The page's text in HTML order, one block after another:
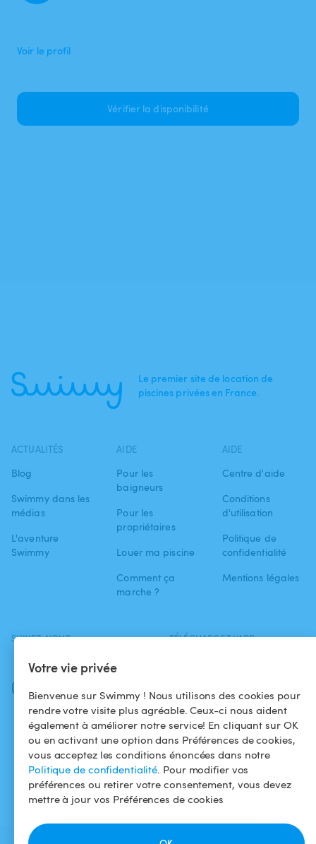
Votre vie privée
Bienvenue sur Swimmy ! Nous utilisons des cookies pour
rendre votre visite plus agréable. Ceux-ci nous aident
également à améliorer notre service! En cliquant sur OK
ou en activant une option dans Préférences de cookies,
vous acceptez les conditions énoncées dans notre
Politique de confidentialité. Pour modifier vos
préférences ou retirer votre consentement, vous devez
mettre à jour vos Préférences de cookies
Voir le profil
Vérifier la disponibilité
Le premier site de location de
piscines privées en France.
ACTUALITÉS
Blog
Swimmy dans les
médias
L'aventure
Swimmy
AIDE
Pour les
baigneurs
Pour les
propriétaires
Louer ma piscine
Comment ça
marche ?
AIDE
Centre d'aide
Conditions
d'utilisation
Politique de
confidentialité
Mentions légales
SUIVEZ-NOUS
Facebook
TÉLÉCHARGEZ L'APP